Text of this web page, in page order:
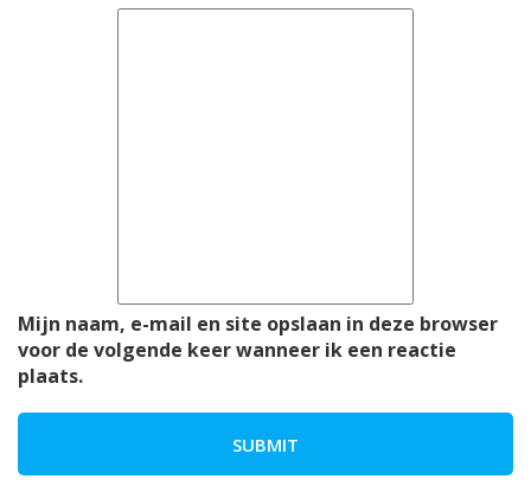
Mijn naam, e-mail en site opslaan in deze browser
voor de volgende keer wanneer ik een reactie
plaats.